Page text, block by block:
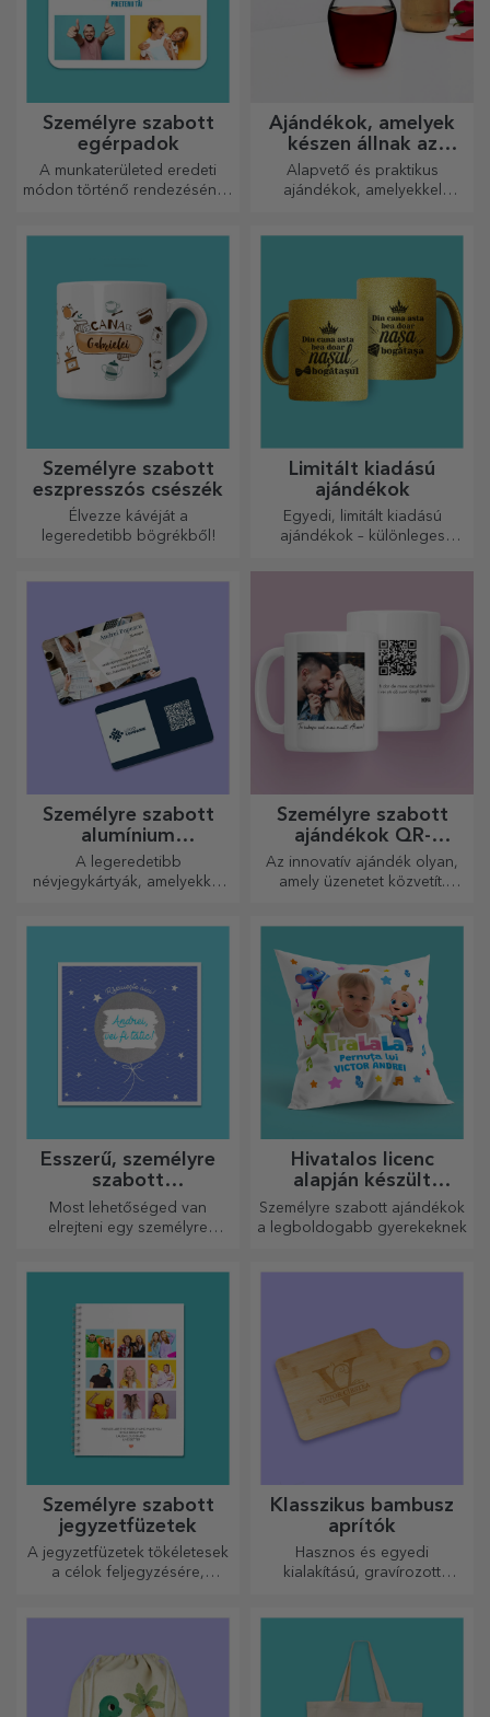
Személyre szabott
egérpadok
A munkaterületed eredeti
módon történő rendezésének
Ajándékok, amelyek
készen állnak az
átadásra
Alapvető és praktikus
ajándékok, amelyekkel
alkalomra!
Személyre szabott
eszpresszós csészék
Élvezze kávéját a
legeredetibb bögrékből!
Limitált kiadású
ajándékok
Egyedi, limitált kiadású
ajándékok – különleges
pillanatokhoz
Személyre szabott
alumínium
névjegykártyák
A legeredetibb
névjegykártyák, amelyekkel
Személyre szabott
ajándékok QR-
kódokkal
Az innovatív ajándék olyan,
amely üzenetet közvetít.
legegyedibb reakciókat
váltsa ki!
Ésszerű, személyre
szabott
üdvözlőkártyák és
kártyák
Most lehetőséged van
elrejteni egy személyre
Hivatalos licenc
alapján készült
személyre szabott
ajándékok - TraLaLa
Személyre szabott ajándékok
a legboldogabb gyerekeknek
Személyre szabott
jegyzetfüzetek
A jegyzetfüzetek tökéletesek
a célok feljegyzésére,
Klasszikus bambusz
aprítók
Hasznos és egyedi
kialakítású, gravírozott